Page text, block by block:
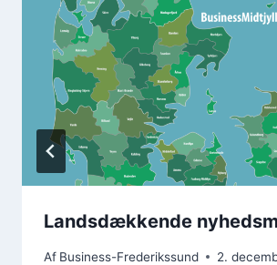
Landsdækkende
Af Business-Frederikssund 2.